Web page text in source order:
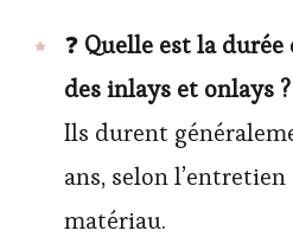
❓ Quelle est la
des inlays et onlays ?
Ils durent
ans, selon
matériau.